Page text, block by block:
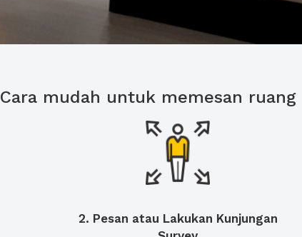
Cara mudah untuk memesan
2. Pesan atau Lakukan Kunjungan